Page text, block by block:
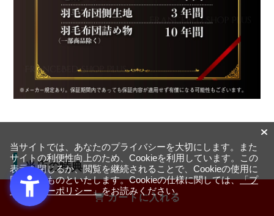
カートに入れる
当店の特典
当サイトでは、あなたのプライバシーを大切にします。また
サイトの利便性向上のため、Cookieを利用しています。この
表示を閉じるか、閲覧を継続されることで、Cookieの使用に
同意するものといたします。Cookieの仕様に関しては、「プ
ライバシーポリシー」をお読みください。